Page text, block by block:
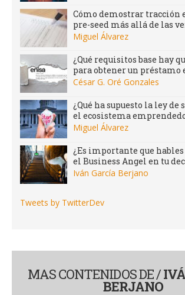
Cómo demostrar tracción
pre-seed más allá de las
Miguel Álvarez
¿Qué requisitos base hay
para obtener un préstamo
César G. Oré Gonzales
¿Qué ha supuesto la ley de
el ecosistema
Miguel Álvarez
¿Es importante que
el Business Angel en tu
Iván García Berjano
Tweets by TwitterDev
MAS CONTENIDOS DE /
BERJANO